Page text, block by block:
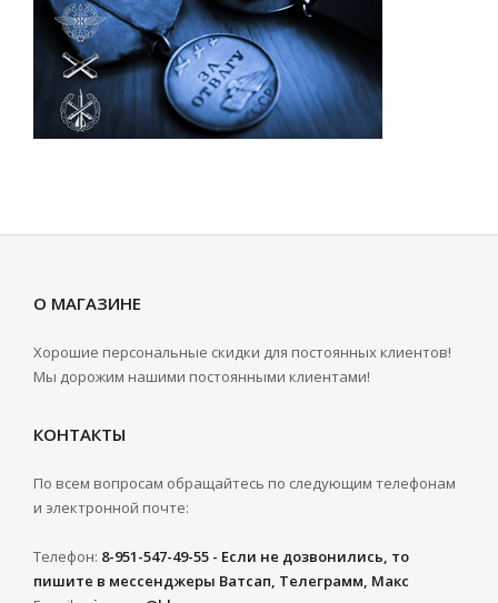
О МАГАЗИНЕ
Хорошие персональные скидки для постоянных клиентов!
Мы дорожим нашими постоянными клиентами!
КОНТАКТЫ
По всем вопросам обращайтесь по следующим телефонам
и электронной почте:
Телефон: 8-951-547-49-55 - Если не дозвонились, то
пишите в мессенджеры Ватсап, Телеграмм, Макс